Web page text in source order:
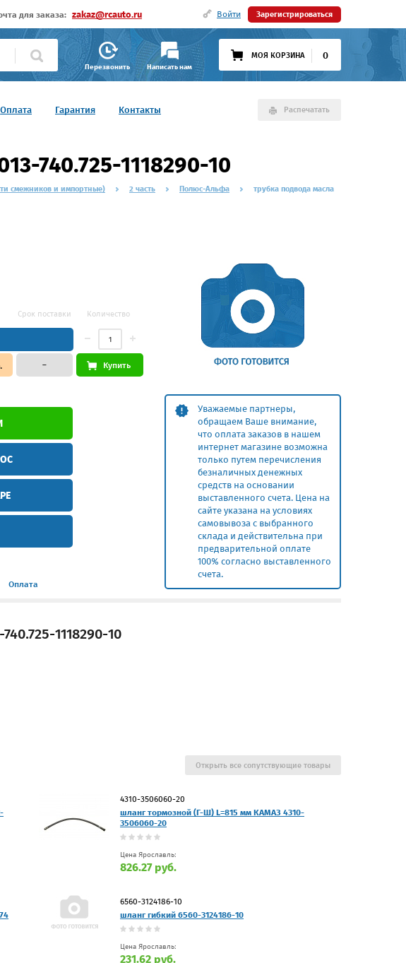
для заказа: zakaz@rcauto.ru Войти Зарегистрироваться
Перезвонить Написать нам
МОЯ КОРЗИНА 0
Оплата Гарантия Контакты Распечатать
740.725-1118290-10
смежников и импортные) 2 часть Полюс-Альфа
трубка подвода масла
Уважаемые партнеры,
обращаем Ваше внимание,
что оплата заказов в нашем
интернет магазине возможна
только путем перечисления
безналичных денежных
средств на основании
выставленного счета. Цена на
сайте указана на условиях
самовывоза с выбранного
склада и действительна при
предварительной оплате
100% согласно выставленного
счета.
Срок поставки Количество
– Купить
Оплата
1118290-10
4310-3506060-20
шланг тормозной (Г-Ш) L=815 мм КАМАЗ 4310-
3506060-20
Цена Ярославль:
826.27 руб.
6560-3124186-10
шланг гибкий 6560-3124186-10
Цена Ярославль:
231.62 руб.
Открыть все сопутствующие товары